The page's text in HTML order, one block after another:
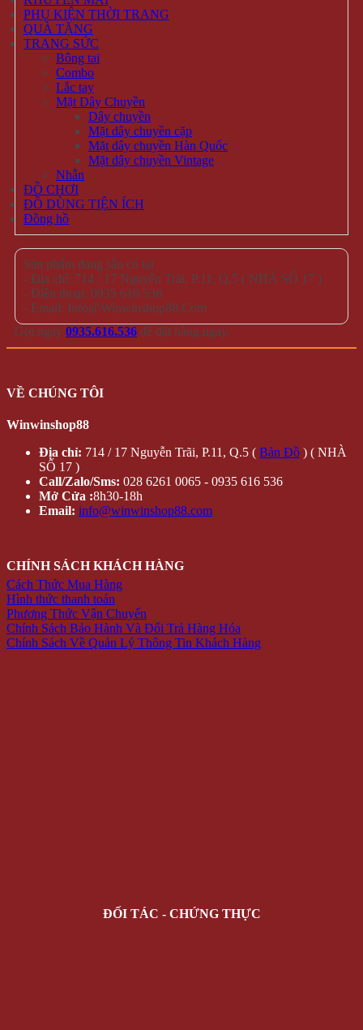
PHỤ KIỆN THỜI TRANG
QUÀ TẶNG
TRANG SỨC
Bông tai
Combo
Lắc tay
Mặt Dây Chuyền
Dây chuyền
Mặt dây chuyền cặp
Mặt dây chuyền Hàn Quốc
Mặt dây chuyền Vintage
Nhẫn
ĐỒ CHƠI
ĐỒ DÙNG TIỆN ÍCH
Đồng hồ
Sản phẩm đang sẵn có tại
- Địa chỉ: 714 / 17 Nguyễn Trãi, P.11, Q.5 ( NHÀ SỐ 17 )
- Điện thoại: 0935 616 536
- Email: Info@Winwinshop88.Com
Gọi ngay 0935.616.536 để đặt hàng ngay.
VỀ CHÚNG TÔI
Winwinshop88
Địa chỉ: 714 / 17 Nguyễn Trãi, P.11, Q.5 ( Bản Đồ ) ( NHÀ
SỐ 17 )
Call/Zalo/Sms: 028 6261 0065 - 0935 616 536
Mở Cửa :8h30-18h
Email: info@winwinshop88.com
CHÍNH SÁCH KHÁCH HÀNG
Cách Thức Mua Hàng
Hình thức thanh toán
Phương Thức Vận Chuyển
Chính Sách Bảo Hành Và Đổi Trả Hàng Hóa
Chính Sách Về Quản Lý Thông Tin Khách Hàng
ĐỐI TÁC - CHỨNG THỰC